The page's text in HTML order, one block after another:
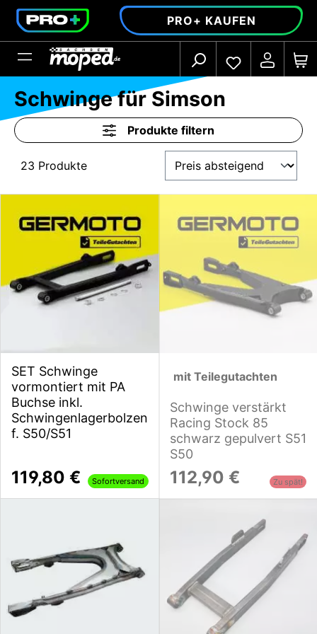
springen PRO+ KAUFEN
Schwinge für Simson
Produkte filtern
23 Produkte
SET Schwinge
vormontiert mit PA
Buchse inkl.
Schwingenlagerbolzen
f. S50/S51
119,80 € Sofortversand
mit Teilegutachten
Schwinge verstärkt
Racing Stock 85
schwarz gepulvert S51
S50
112,90 € Zu spät!